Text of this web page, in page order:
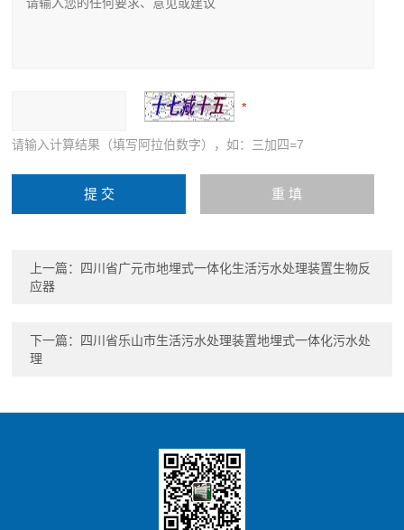
请输入计算结果（填写阿拉伯数字），如：三加四=7
上一篇： 四川省广元市地埋式一体化生活污水处理装置生物反
应器
下一篇： 四川省乐山市生活污水处理装置地埋式一体化污水处
理